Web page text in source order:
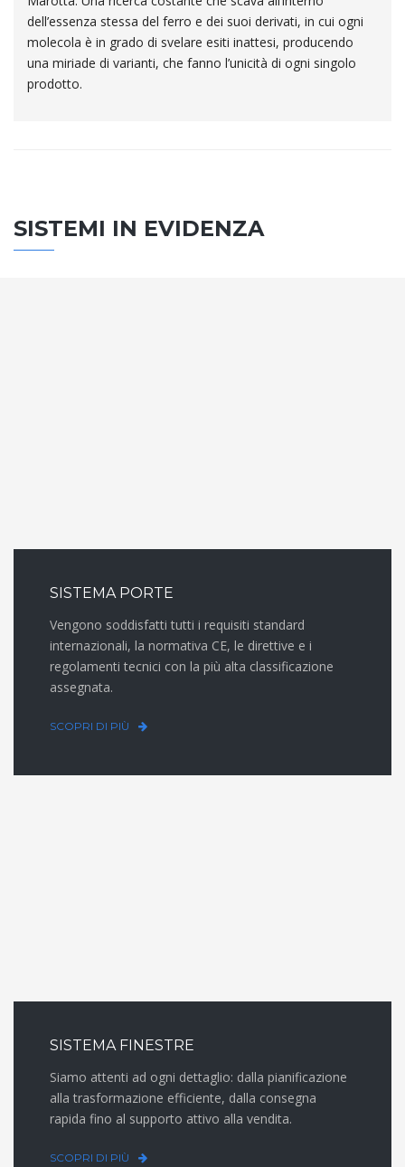
dell’essenza stessa del ferro e dei suoi derivati, in cui ogni
molecola è in grado di svelare esiti inattesi, producendo
una miriade di varianti, che fanno l’unicità di ogni singolo
prodotto.
SISTEMI IN EVIDENZA
SISTEMA PORTE
Vengono soddisfatti tutti i requisiti standard
internazionali, la normativa CE, le direttive e i
regolamenti tecnici con la più alta classificazione
assegnata.
SCOPRI DI PIÙ
SISTEMA FINESTRE
Siamo attenti ad ogni dettaglio: dalla pianificazione
alla trasformazione efficiente, dalla consegna
rapida fino al supporto attivo alla vendita.
SCOPRI DI PIÙ